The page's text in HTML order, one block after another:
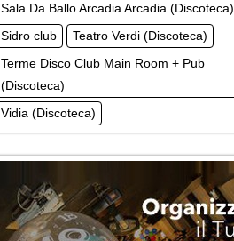
Sala Da Ballo Arcadia Arcadia (Discoteca)
Sidro club
Teatro Verdi (Discoteca)
Terme Disco Club Main Room + Pub
(Discoteca)
Vidia (Discoteca)